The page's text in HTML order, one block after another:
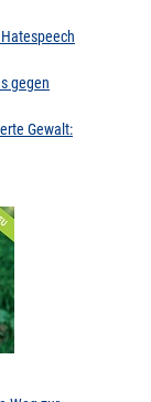
gegen
Gewalt: